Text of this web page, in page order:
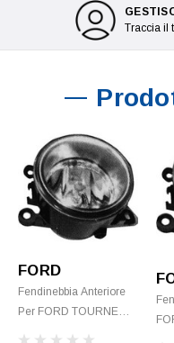
Traccia il
FORD
Fendinebbia Anteriore
Per FORD TOURNEO